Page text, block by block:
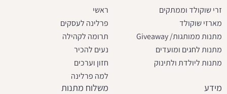
זרי שוקולד וממתקים
מארזי שוקולד
מתנות ממותגות/ Giveaway
מתנות לחגים ומועדים
מתנות ליולדת ולתינוק
ראשי
פרלינה לעסקים
תרומה לקהילה
נעים להכיר
חזון וערכים
למה פרלינה
מידע משלוח מתנות